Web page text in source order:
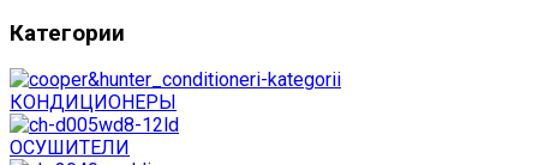
Категории
КОНДИЦИОНЕРЫ
ОСУШИТЕЛИ